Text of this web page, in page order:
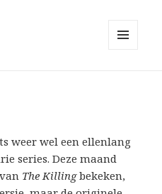
weer wel een ellenlang
series. Deze maand
The Killingbekeken,